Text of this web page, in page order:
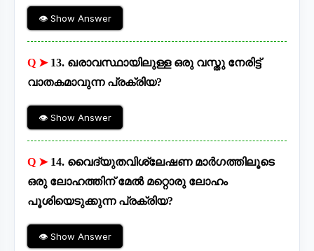
👁 Show Answer
Q ➤ 13. ഖരാവസ്ഥായിലുള്ള ഒരു വസ്തു നേരിട്ട്
വാതകമാവുന്ന പ്രക്രിയ?
👁 Show Answer
Q ➤ 14. വൈദ്യുതവിശ്ലേഷണ മാർഗത്തിലൂടെ
ഒരു ലോഹത്തിന് മേൽ മറ്റൊരു ലോഹം
പൂശിയെടുക്കുന്ന പ്രക്രിയ?
👁 Show Answer